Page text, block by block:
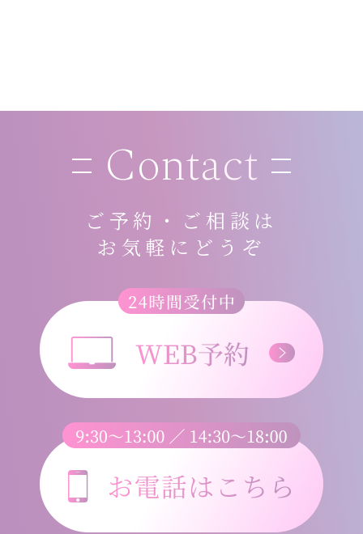
Contact
ご予約・ご相談は
お気軽にどうぞ